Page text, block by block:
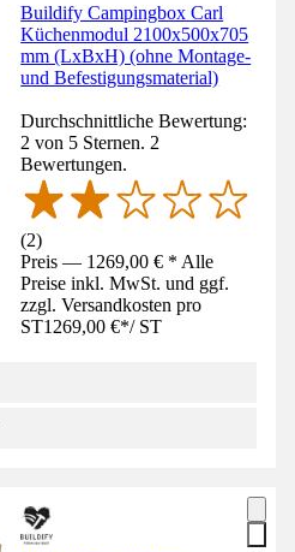
Buildify Campingbox Carl
Küchenmodul 2100x500x705
mm (LxBxH) (ohne Montage-
und Befestigungsmaterial)
Durchschnittliche Bewertung:
2 von 5 Sternen. 2
Bewertungen.
(2)
Preis — 1269,00 € * Alle
Preise inkl. MwSt. und ggf.
zzgl. Versandkosten pro
ST1269,00 €*/ ST